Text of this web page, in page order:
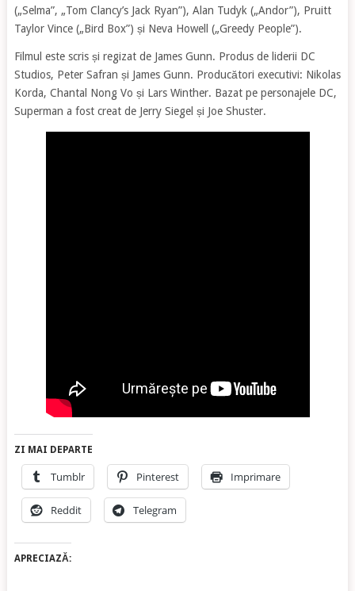
(„Selma”, „Tom Clancy’s Jack Ryan”), Alan Tudyk („Andor”), Pruitt
Taylor Vince („Bird Box”) și Neva Howell („Greedy People”).
Filmul este scris și regizat de James Gunn. Produs de liderii DC
Studios, Peter Safran și James Gunn. Producători executivi: Nikolas
Korda, Chantal Nong Vo și Lars Winther. Bazat pe personajele DC,
Superman a fost creat de Jerry Siegel și Joe Shuster.
ZI MAI DEPARTE
Tumblr Pinterest Imprimare
Reddit Telegram
APRECIAZĂ: